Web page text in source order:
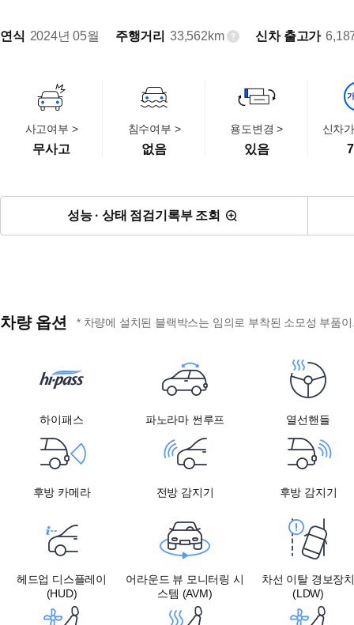
연식 2024년 05월 주행거리 33,562km 신차 출고가
사고여부 >
무사고
침수여부 >
없음
용도변경 >
있음
신차
성능 · 상태 점검기록부 조회
차량 옵션 * 차량에 설치된 블랙박스는 임의로 부착된 소모성 부품
하이패스 파노라마 썬루프 열선핸들
후방 카메라 전방 감지기 후방 감지기
헤드업 디스플레이
(HUD)
어라운드 뷰 모니터링 시
스템 (AVM)
차선 이탈 경보장치
(LDW)